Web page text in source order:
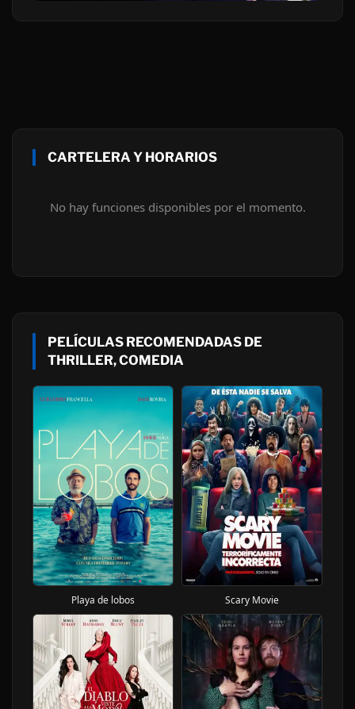
CARTELERA Y HORARIOS
No hay funciones disponibles por el momento.
PELÍCULAS RECOMENDADAS DE
THRILLER, COMEDIA
Playa de lobos Scary Movie